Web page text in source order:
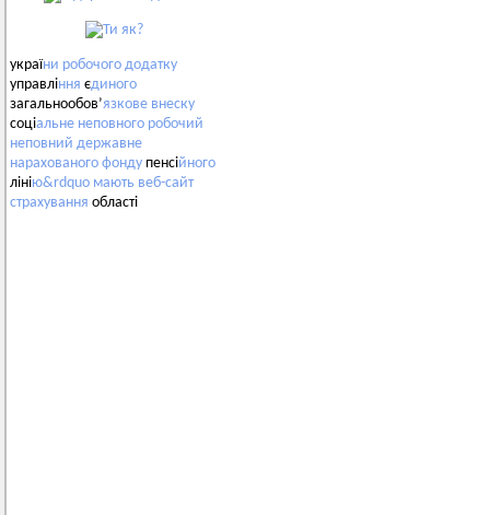
україни робочого додатку
управління єдиного
загальнообов’язкове внеску
соціальне неповного робочий
неповний державне
нарахованого фонду пенсійного
лінію&rdquo мають веб-сайт
страхування області